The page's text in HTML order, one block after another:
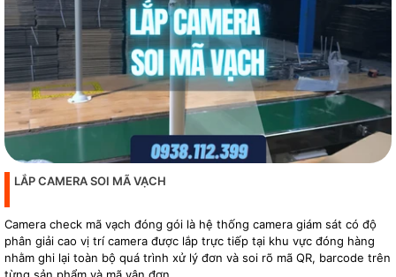
LẮP CAMERA SOI MÃ VẠCH
Camera check mã vạch đóng gói là hệ thống camera giám sát có độ
phân giải cao vị trí camera được lắp trực tiếp tại khu vực đóng hàng
nhằm ghi lại toàn bộ quá trình xử lý đơn và soi rõ mã QR, barcode trên
từng sản phẩm và mã vận đơn